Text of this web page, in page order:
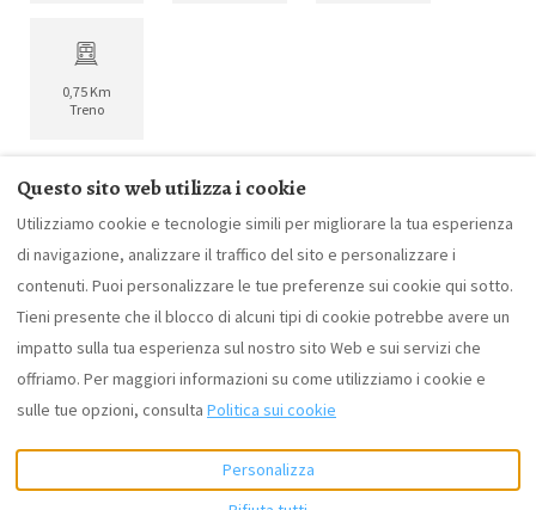
0,75 Km
Treno
Italiano EUR +43 699 1731 7344
Wartschensiedlung 2, Lienz,
Tyrol, Austria 9905.
©2026
Tutti i diritti riservati- Offerto
Questo sito web utilizza i cookie
Utilizziamo cookie e tecnologie simili per migliorare la tua esperienza
di navigazione, analizzare il traffico del sito e personalizzare i
contenuti. Puoi personalizzare le tue preferenze sui cookie qui sotto.
Tieni presente che il blocco di alcuni tipi di cookie potrebbe avere un
impatto sulla tua esperienza sul nostro sito Web e sui servizi che
offriamo. Per maggiori informazioni su come utilizziamo i cookie e
sulle tue opzioni, consulta Politica sui cookie
Personalizza